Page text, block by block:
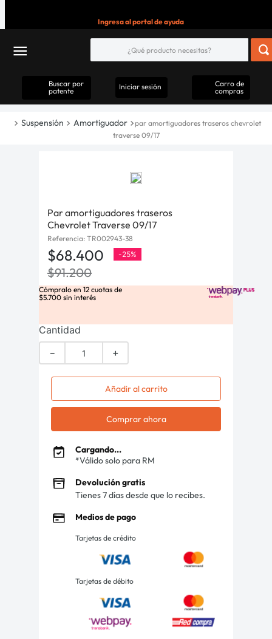
Ingresa al portal de ayuda
Buscar por
patente
Iniciar sesión
Carro de
compras
Suspensión Amortiguador
par amortiguadores traseros chevrolet
traverse 09/17
Par amortiguadores traseros
Chevrolet Traverse 09/17
Referencia: TR002943-38
$68.400 -25%
$91.200
Cómpralo en 12 cuotas de
$5.700 sin interés
Cantidad
＋
－
Añadir al carrito
Comprar ahora
Cargando...
*Válido solo para RM
Devolución gratis
Tienes 7 días desde que lo recibes.
Medios de pago
Tarjetas de crédito
Tarjetas de débito